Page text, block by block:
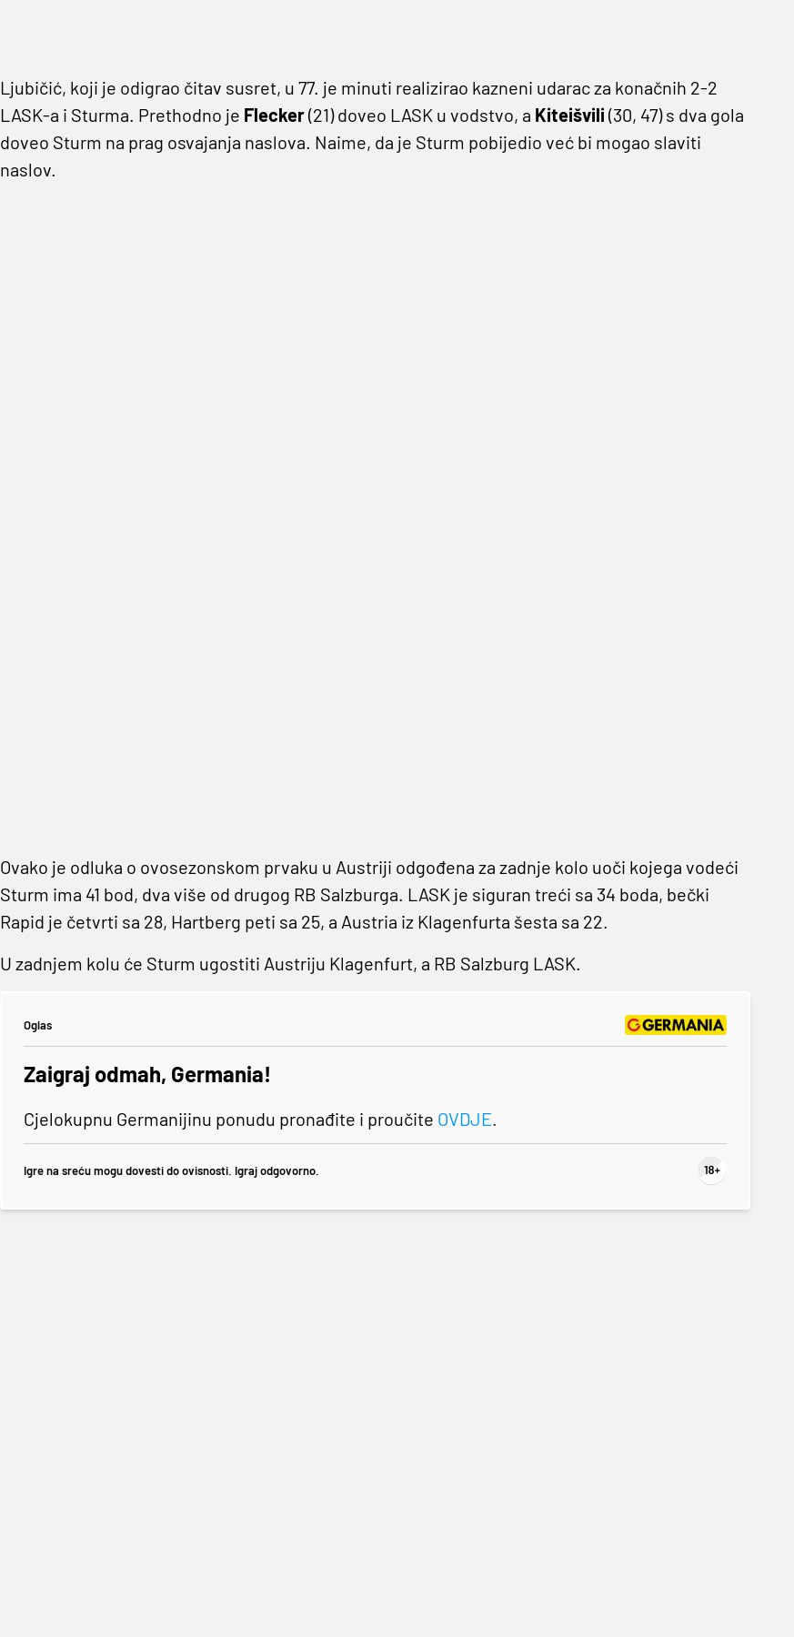
Ljubičić, koji je odigrao čitav susret, u 77. je minuti realizirao kazneni udarac za konačnih 2-2
LASK-a i Sturma. Prethodno je Flecker(21) doveo LASK u vodstvo, a Kiteišvili (30, 47) s dva gola
doveo Sturm na prag osvajanja naslova. Naime, da je Sturm pobijedio već bi mogao slaviti
naslov.
Ovako je odluka o ovosezonskom prvaku u Austriji odgođena za zadnje kolo uoči kojega vodeći
Sturm ima 41 bod, dva više od drugog RB Salzburga. LASK je siguran treći sa 34 boda, bečki
Rapid je četvrti sa 28, Hartberg peti sa 25, a Austria iz Klagenfurta šesta sa 22.
U zadnjem kolu će Sturm ugostiti Austriju Klagenfurt, a RB Salzburg LASK.
Oglas
Zaigraj odmah, Germania!
Cjelokupnu Germanijinu ponudu pronađite i proučite OVDJE.
Igre na sreću mogu dovesti do ovisnosti. Igraj odgovorno.